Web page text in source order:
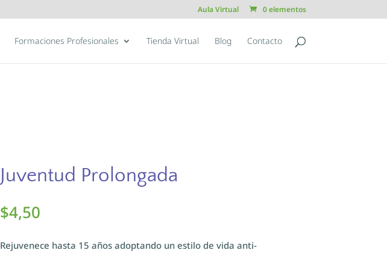
Aula Virtual 0 elementos
Formaciones Profesionales Tienda Virtual Blog Contacto
Juventud Prolongada
$4,50
Rejuvenece hasta 15 años adoptando un estilo de vida anti-